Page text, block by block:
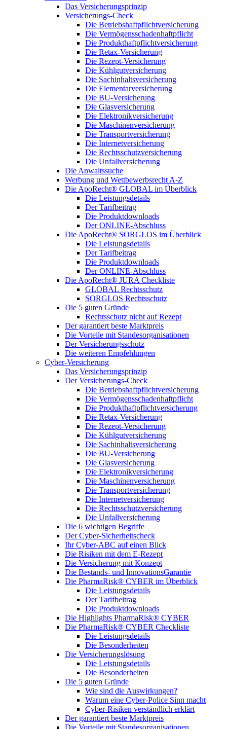
Das Versicherungsprinzip
Versicherungs-Check
Die Betriebshaftpflichtversicherung
Die Vermögensschadenhaftpflicht
Die Produkthaftpflichtversicherung
Die Retax-Versicherung
Die Rezept-Versicherung
Die Kühlgutversicherung
Die Sachinhaltsversicherung
Die Elementarversicherung
Die BU-Versicherung
Die Glasversicherung
Die Elektronikversicherung
Die Maschinenversicherung
Die Transportversicherung
Die Internetversicherung
Die Rechtsschutzversicherung
Die Unfallversicherung
Die Anwaltssuche
Werbung und Wettbewerbsrecht A-Z
Die ApoRecht® GLOBAL im Überblick
Die Leistungsdetails
Der Tarifbeitrag
Die Produktdownloads
Der ONLINE-Abschluss
Die ApoRecht® SORGLOS im Überblick
Die Leistungsdetails
Der Tarifbeitrag
Die Produktdownloads
Der ONLINE-Abschluss
Die ApoRecht® JURA Checkliste
GLOBAL Rechtsschutz
SORGLOS Rechtsschutz
Die 5 guten Gründe
Rechtsschutz nicht auf Rezept
Der garantiert beste Marktpreis
Die Vorteile mit Standesorganisationen
Der Versicherungsschutz
Die weiteren Empfehlungen
Cyber-Versicherung
Das Versicherungsprinzip
Der Versicherungs-Check
Die Betriebshaftpflichtversicherung
Die Vermögensschadenhaftpflicht
Die Produkthaftpflichtversicherung
Die Retax-Versicherung
Die Rezept-Versicherung
Die Kühlgutversicherung
Die Sachinhaltsversicherung
Die BU-Versicherung
Die Glasversicherung
Die Elektronikversicherung
Die Maschinenversicherung
Die Transportversicherung
Die Internetversicherung
Die Rechtsschutzversicherung
Die Unfallversicherung
Die 6 wichtigen Begriffe
Der Cyber-Sicher­heits­check
Ihr Cyber-ABC auf einen Blick
Die Risiken mit dem E-Rezept
Die Versicherung mit Konzept
Die Bestands- und InnovationsGarantie
Die PharmaRisk® CYBER im Überblick
Die Leistungsdetails
Der Tarifbeitrag
Die Produktdownloads
Die Highlights PharmaRisk® CYBER
Die PharmaRisk® CYBER Checkliste
Die Leistungsdetails
Die Besonderheiten
Die Versicherungslösung
Die Leistungsdetails
Die Besonderheiten
Die 5 guten Gründe
Wie sind die Auswirkungen?
Warum eine Cyber-Police Sinn macht
Cyber-Risiken verständlich erklärt
Der garantiert beste Marktpreis
Die Vorteile mit Standesorganisationen